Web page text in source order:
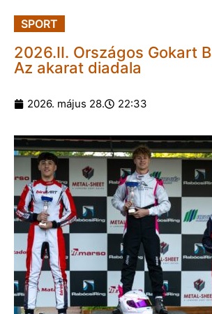
SPORT
2026.II. Országos Gokart
Az akarat diadala
2026. május 28. 22:33